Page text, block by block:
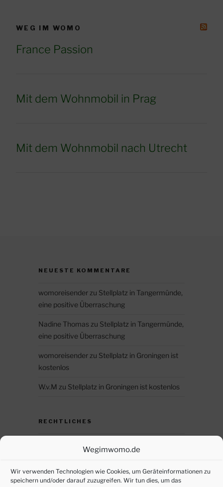
Wegimwomo.de
Wir verwenden Technologien wie Cookies, um Geräteinformationen zu
speichern und/oder darauf zuzugreifen. Wir tun dies, um das
WEG IM WOMO
France Passion
Mit dem Wohnmobil in Prag
Mit dem Wohnmobil nach Utrecht
NEUESTE KOMMENTARE
womoreisenderzu Stellplatz in Tangermünde,
eine positive Überraschung
Nadine Thomaszu Stellplatz in Tangermünde,
eine positive Überraschung
womoreisenderzu Stellplatz in Groningen ist
kostenlos
W.v.M zu Stellplatz in Groningen ist kostenlos
RECHTLICHES
Impressum